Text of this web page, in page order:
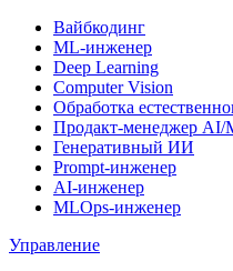
Вайбкодинг
ML-инженер
Deep Learning
Computer Vision
Обработка
Продакт-менеджер AI/
Генеративный ИИ
Prompt-инженер
AI-инженер
MLOps-инженер
Управление